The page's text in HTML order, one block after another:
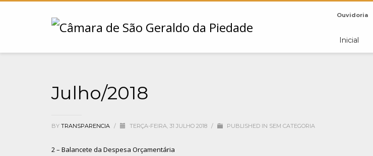
Ouvidoria
Inicial
Julho/2018
BY TRANSPARENCIA / TERÇA-FEIRA, 31 JULHO 2018 / PUBLISHED IN SEM CATEGORIA
2 – Balancete da Despesa Orçamentária